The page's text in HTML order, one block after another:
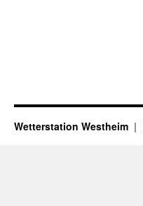
Wetterstation Westheim